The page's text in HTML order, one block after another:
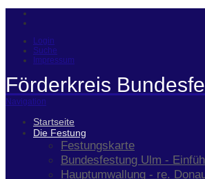
Login
Suche
Impressum
Förderkreis
Navigation
Startseite
Die Festung
Festungskarte
Bundesfestung Ulm -
Hauptumwallung - re.